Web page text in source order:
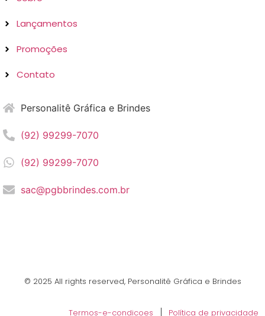
Lançamentos
Promoções
Contato
Personalitê Gráfica e Brindes
(92) 99299-7070
(92) 99299-7070
sac@pgbbrindes.com.br
© 2025 All rights reserved,​ Personalitê Gráfica e Brindes
Termos-e-condicoes Política de privacidade